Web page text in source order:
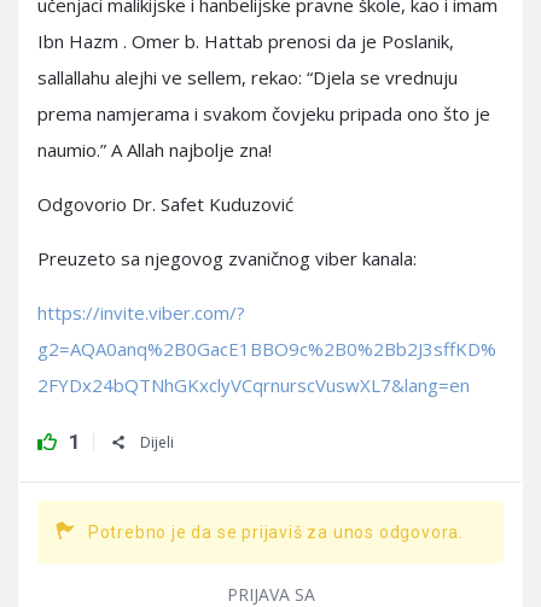
učenjaci malikijske i hanbelijske pravne škole, kao i imam
Ibn Hazm . Omer b. Hattab prenosi da je Poslanik,
sallallahu alejhi ve sellem, rekao: “Djela se vrednuju
prema namjerama i svakom čovjeku pripada ono što je
naumio.” A Allah najbolje zna!
Odgovorio Dr. Safet Kuduzović
Preuzeto sa njegovog zvaničnog viber kanala:
https://invite.viber.com/?
g2=AQA0anq%2B0GacE1BBO9c%2B0%2Bb2J3sffKD%
2FYDx24bQTNhGKxclyVCqrnurscVuswXL7&lang=en
1 Dijeli
Potrebno je da se prijaviš za unos odgovora.
PRIJAVA SA